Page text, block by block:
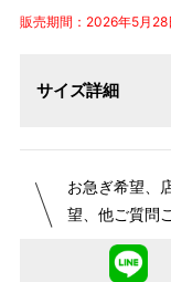
販売期間：2026年5月
サイズ詳細
が変更になりまし
らよりお召しにな
について詳細をお
お急ぎ希望、
望、他ご質問